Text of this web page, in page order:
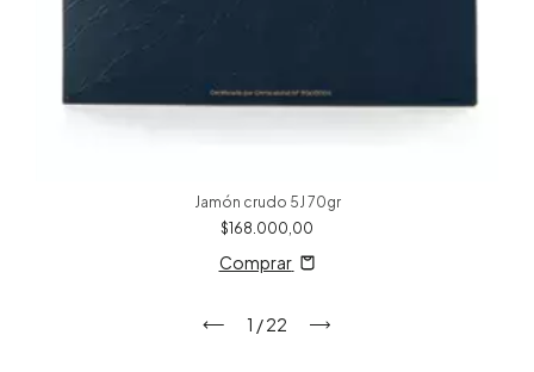
Jamón crudo 5J 70gr
$168.000,00
Comprar
1 /22